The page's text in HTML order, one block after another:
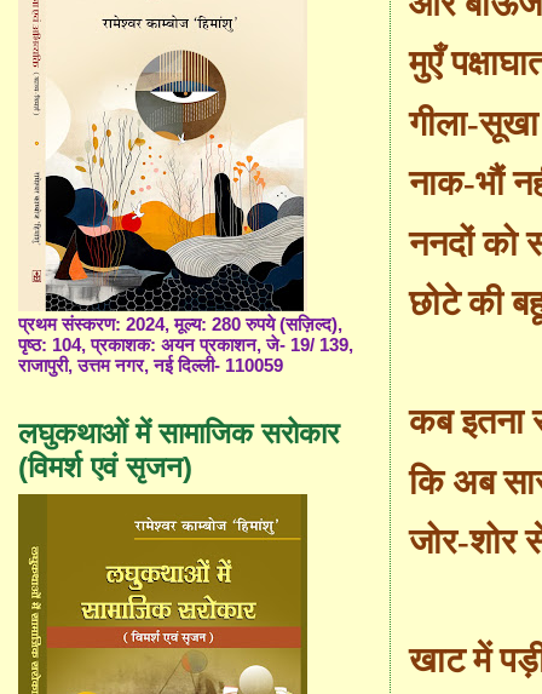
मुएँ
गीला-
नाक-भौं
ननदों को
छोटे की
कब इतना
कि अब
जोर-शोर
खाट में
प्रथम संस्करण: 2024, मूल्य: 280 रुपये (सज़िल्द),
पृष्ठ: 104, प्रकाशक: अयन प्रकाशन, जे- 19/ 139,
राजापुरी, उत्तम नगर, नई दिल्ली- 110059
लघुकथाओं में सामाजिक सरोकार
(विमर्श एवं सृजन)